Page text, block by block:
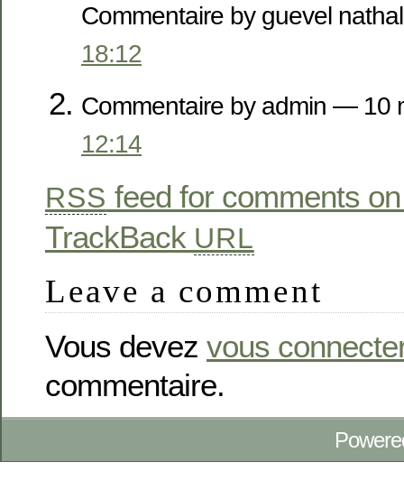
Commentaire by guevel
18:12
Commentaire by admin — 10
12:14
RSS feed for comments
TrackBack URL
Leave a comment
Vous devez vous
commentaire.